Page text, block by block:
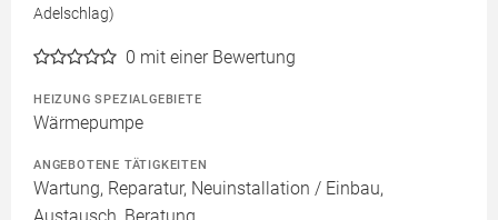
Adelschlag)
0 mit einer Bewertung
HEIZUNG SPEZIALGEBIETE
Wärmepumpe
ANGEBOTENE TÄTIGKEITEN
Wartung, Reparatur, Neuinstallation / Einbau,